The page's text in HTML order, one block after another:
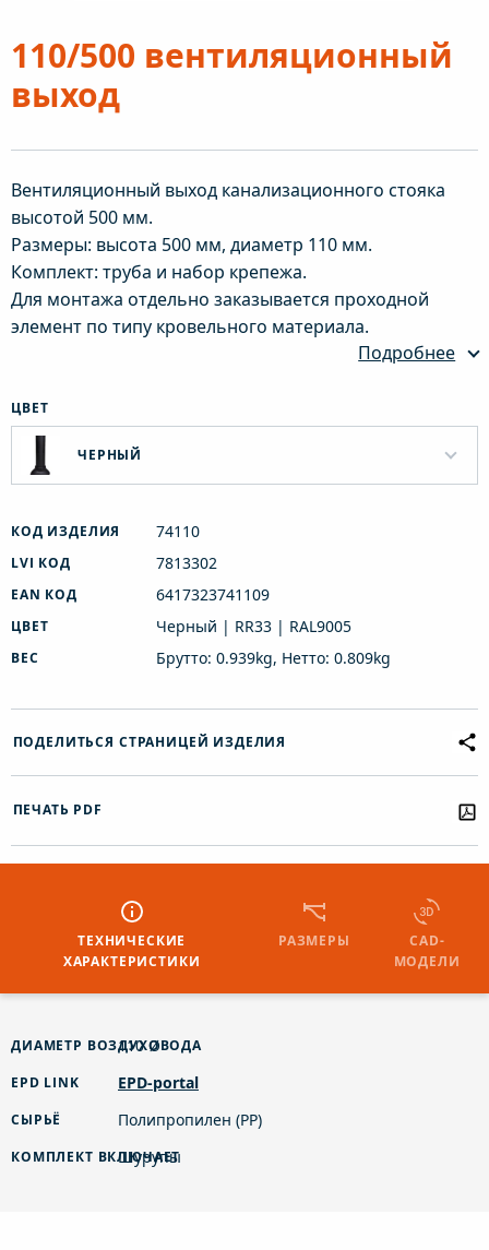
110/500 вентиляционный
выход
Вентиляционный выход канализационного стояка
высотой 500 мм.
Размеры: высота 500 мм, диаметр 110 мм.
Комплект: труба и набор крепежа.
Для монтажа отдельно заказывается проходной
элемент по типу кровельного материала.
Подробнее
ЦВЕТ
ЧЕРНЫЙ
КОД ИЗДЕЛИЯ 74110
LVI КОД 7813302
EAN КОД 6417323741109
ЦВЕТ Черный | RR33 | RAL9005
ВЕС Брутто: 0.939kg, Нетто: 0.809kg
ПОДЕЛИТЬСЯ СТРАНИЦЕЙ ИЗДЕЛИЯ
ПЕЧАТЬ PDF
ТЕХНИЧЕСКИЕ
ХАРАКТЕРИСТИКИ
РАЗМЕРЫ
CAD-
МОДЕЛИ
ДИАМЕТР ВОЗДУХОВОДА
110 Ø
EPD LINK EPD-portal
СЫРЬЁ Полипропилен (PP)
КОМПЛЕКТ ВКЛЮЧАЕТ
Шурупы